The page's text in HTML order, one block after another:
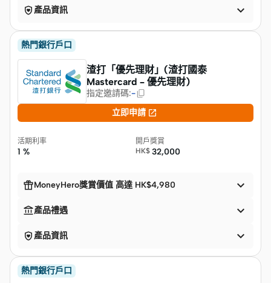
 產品資訊 
熱門銀行戶口
渣打「優先理財」(渣打國泰
Mastercard – 優先理財)
指定邀請碼:-
立即申請 
活期利率
1 %
開戶獎賞
HK$ 32,000
MoneyHero獎賞價值 高達 HK$4,980 
產品禮遇 
 產品資訊 
熱門銀行戶口